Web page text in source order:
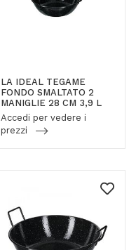
LA IDEAL TEGAME
FONDO SMALTATO 2
MANIGLIE 28 CM 3,9 L
Accedi per vedere i
prezzi